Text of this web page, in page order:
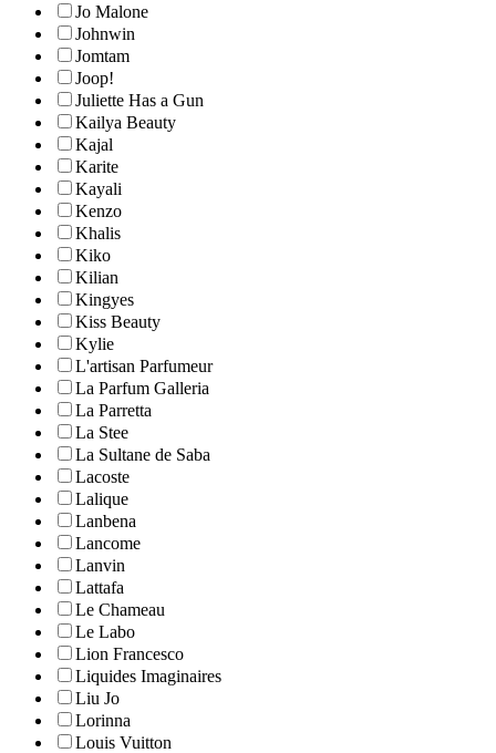
Jo Malone
Johnwin
Jomtam
Joop!
Juliette Has a Gun
Kailya Beauty
Kajal
Karite
Kayali
Kenzo
Khalis
Kiko
Kilian
Kingyes
Kiss Beauty
Kylie
L'artisan Parfumeur
La Parfum Galleria
La Parretta
La Stee
La Sultane de Saba
Lacoste
Lalique
Lanbena
Lancome
Lanvin
Lattafa
Le Chameau
Le Labo
Lion Francesco
Liquides Imaginaires
Liu Jo
Lorinna
Louis Vuitton